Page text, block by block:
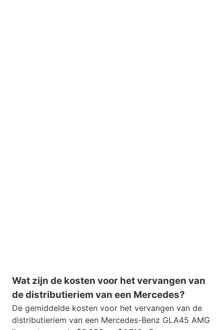
Wat zijn de kosten voor het vervangen van
de distributieriem van een Mercedes?
De gemiddelde kosten voor het vervangen van de
distributieriem van een Mercedes-Benz GLA45 AMG